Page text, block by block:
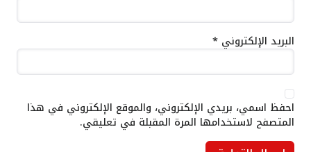
البريد الإلكتروني *
احفظ اسمي، بريدي الإلكتروني، والموقع الإلكتروني في هذا
المتصفح لاستخدامها المرة المقبلة في تعليقي.